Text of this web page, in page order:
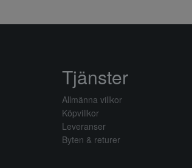
Tjänster
Allmänna villkor
Köpvillkor
Leveranser
Byten & returer